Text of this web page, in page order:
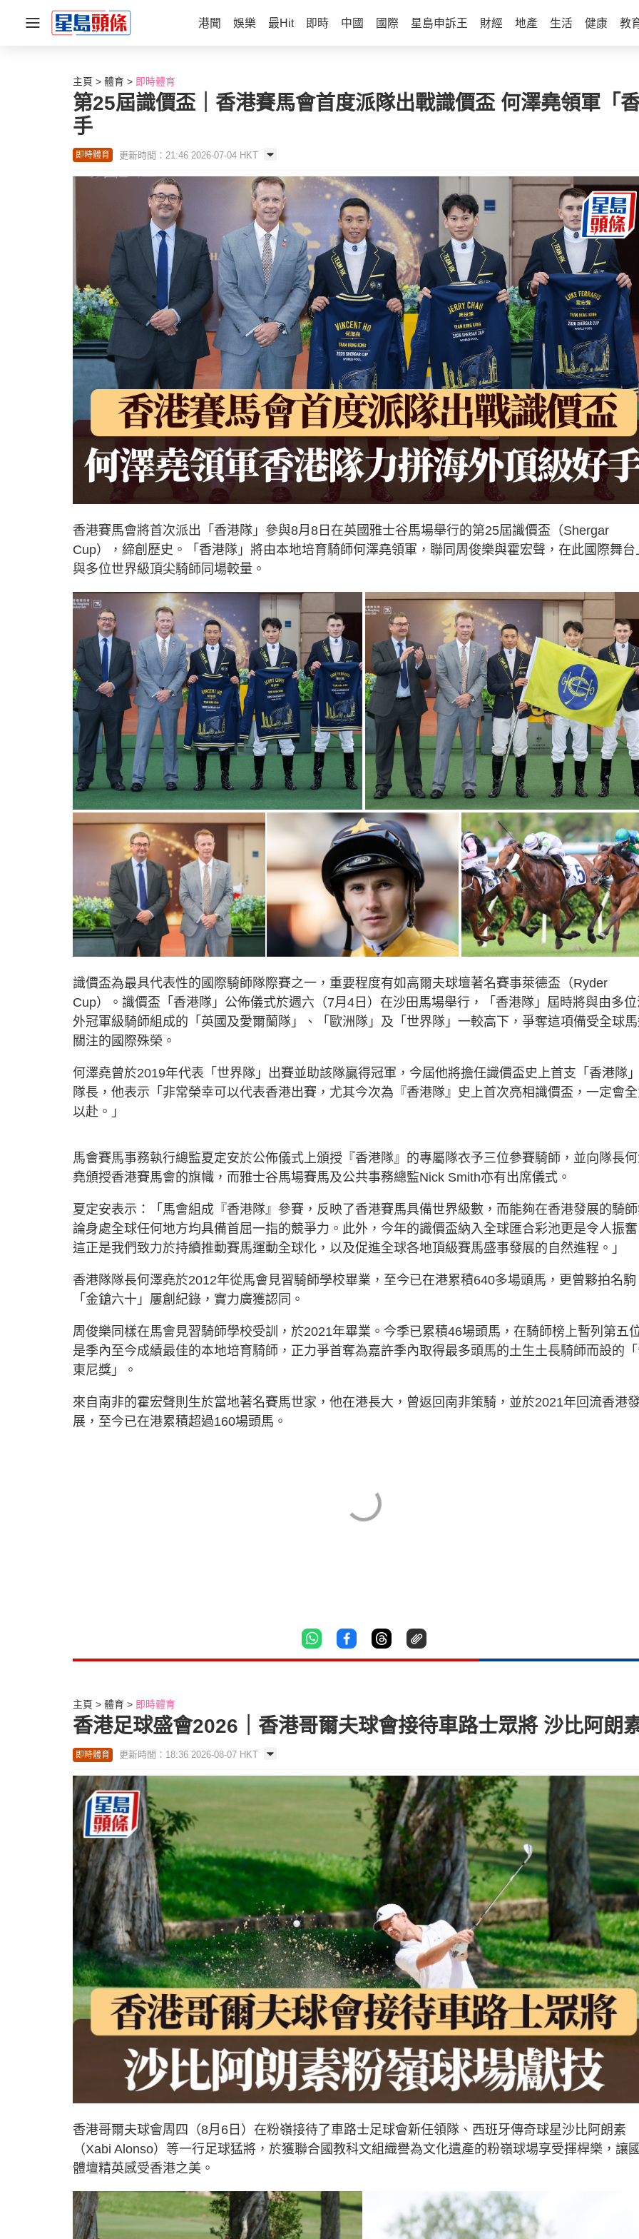
港聞 娛樂 最Hit 即時 中國 國際 星島申訴王 財經 地產 生活 健康 教
主頁 體育 即時體育
第25屆識價盃｜香港賽馬會首度派隊出戰識價盃 何澤堯領軍「
手
即時體育 更新時間：21:46 2026-07-04 HKT
香港賽馬會將首次派出「香港隊」參與8月8日在英國雅士谷馬場舉行的第25屆識價盃（Shergar
Cup），締創歷史。「香港隊」將由本地培育騎師何澤堯領軍，聯同周俊樂與霍宏聲，在此國際舞台
與多位世界級頂尖騎師同場較量。
識價盃為最具代表性的國際騎師隊際賽之一，重要程度有如高爾夫球壇著名賽事萊德盃（Ryder
Cup）。識價盃「香港隊」公佈儀式於週六（7月4日）在沙田馬場舉行，「香港隊」屆時將與由多
外冠軍級騎師組成的「英國及愛爾蘭隊」、「歐洲隊」及「世界隊」一較高下，爭奪這項備受全球
關注的國際殊榮。
何澤堯曾於2019年代表「世界隊」出賽並助該隊贏得冠軍，今屆他將擔任識價盃史上首支「香港隊
隊長，他表示「非常榮幸可以代表香港出賽，尤其今次為『香港隊』史上首次亮相識價盃，一定會
以赴。」
馬會賽馬事務執行總監夏定安於公佈儀式上頒授『香港隊』的專屬隊衣予三位參賽騎師，並向隊長
堯頒授香港賽馬會的旗幟，而雅士谷馬場賽馬及公共事務總監Nick Smith亦有出席儀式。
夏定安表示：「馬會組成『香港隊』參賽，反映了香港賽馬具備世界級數，而能夠在香港發展的騎
論身處全球任何地方均具備首屈一指的競爭力。此外，今年的識價盃納入全球匯合彩池更是令人振奮
這正是我們致力於持續推動賽馬運動全球化，以及促進全球各地頂級賽馬盛事發展的自然進程。」
香港隊隊長何澤堯於2012年從馬會見習騎師學校畢業，至今已在港累積640多場頭馬，更曾夥拍名駒
「金鎗六十」屢創紀錄，實力廣獲認同。
周俊樂同樣在馬會見習騎師學校受訓，於2021年畢業。今季已累積46場頭馬，在騎師榜上暫列第五
是季內至今成績最佳的本地培育騎師，正力爭首奪為嘉許季內取得最多頭馬的土生土長騎師而設的
東尼獎」。
來自南非的霍宏聲則生於當地著名賽馬世家，他在港長大，曾返回南非策騎，並於2021年回流香港
展，至今已在港累積超過160場頭馬。
主頁 體育 即時體育
香港足球盛會2026｜香港哥爾夫球會接待車路士眾將 沙比阿朗
即時體育 更新時間：18:36 2026-08-07 HKT
香港哥爾夫球會周四（8月6日）在粉嶺接待了車路士足球會新任領隊、西班牙傳奇球星沙比阿朗素
（Xabi Alonso）等一行足球猛將，於獲聯合國教科文組織譽為文化遺產的粉嶺球場享受揮桿樂，讓
體壇精英感受香港之美。